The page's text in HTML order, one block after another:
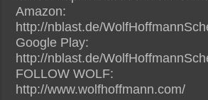
Amazon:
http://nblast.de/
Google Play:
http://nblast.de/
FOLLOW WOLF:
http://www.wolfhoffmann.com/